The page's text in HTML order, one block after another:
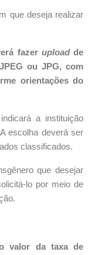
que deseja realizar
fazer uploadde
ou JPG, com
orientações do
a instituição
escolha deverá ser
classificados.
que desejar
lo por meio de
valor da taxa de